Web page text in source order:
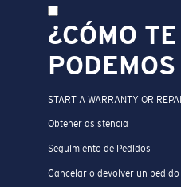
¿CÓMO TE
START A WARRANTY OR
Obtener asistencia
Seguimiento de Pedidos
Cancelar o devolver un pedido